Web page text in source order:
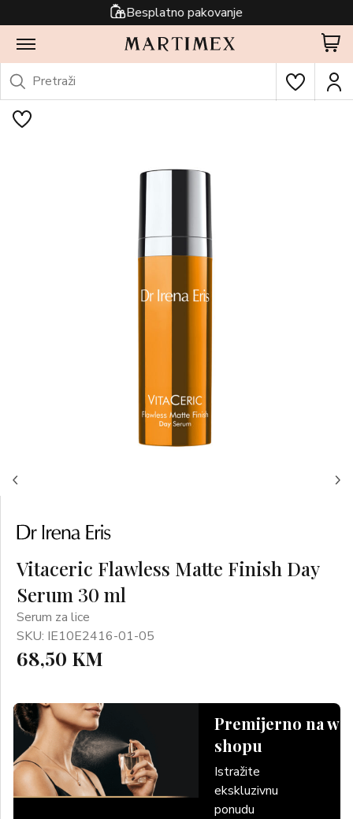
Besplatno pakovanje
Vitaceric Flawless Matte Finish Day
Serum 30 ml
Serum za lice
SKU: IE10E2416-01-05
68,50 KM
Premijerno na
shopu
Istražite
ekskluzivnu
ponudu